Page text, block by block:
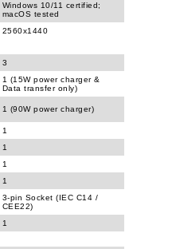
Windows 10/11 certified;
macOS tested
2560x1440
3
1 (15W power charger &
Data transfer only)
1 (90W power charger)
1
1
1
1
3-pin Socket (IEC C14 /
CEE22)
1